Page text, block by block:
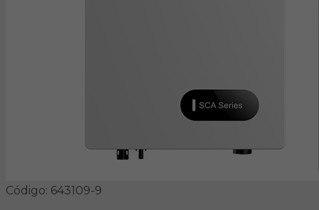
Código: 643109-9